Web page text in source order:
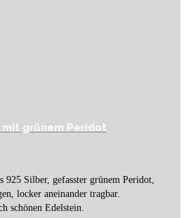
grünem Peridot
925 Silber, gefasster grünem Peridot,
locker aneinander tragbar.
schönen Edelstein.